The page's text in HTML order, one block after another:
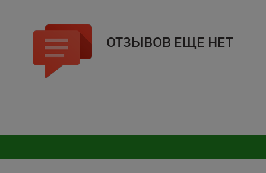
ОТЗЫВОВ ЕЩЕ НЕТ